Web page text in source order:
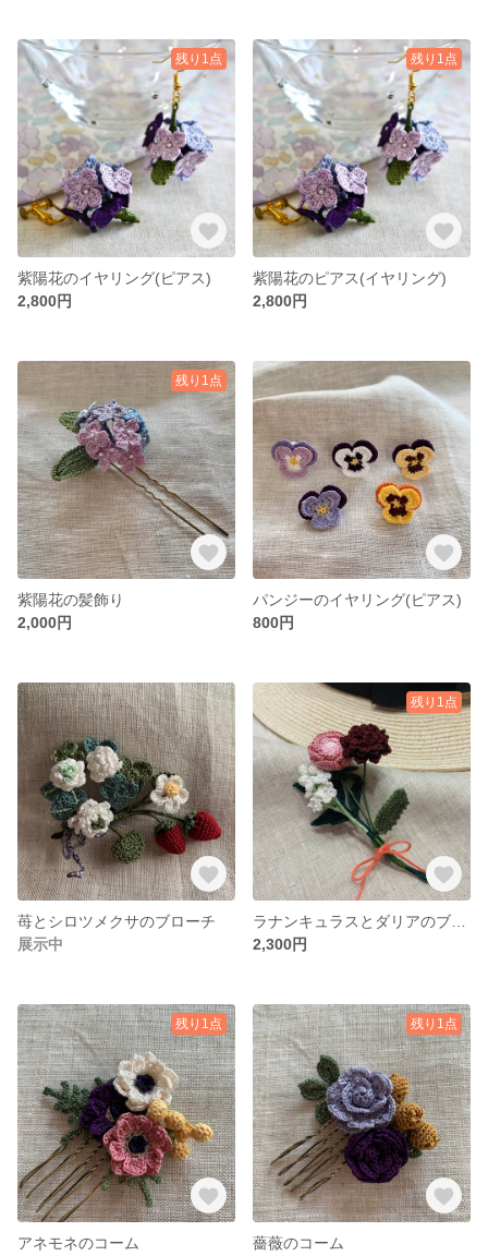
残り1点
紫陽花のイヤリング(ピアス)
2,800円
残り1点
紫陽花のピアス(イヤリング)
2,800円
残り1点
紫陽花の髪飾り
2,000円
パンジーのイヤリング(ピアス)
800円
苺とシロツメクサのブローチ
展示中
残り1点
2,300円
残り1点
アネモネのコーム
残り1点
薔薇のコーム